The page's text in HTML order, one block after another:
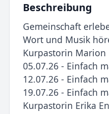
Beschreibung
Gemeinschaft
Wort und Musik
Kurpastorin Marion
05.07.26 - Einfach
12.07.26 - Einfach
19.07.26 - Einfach
Kurpastorin Erika